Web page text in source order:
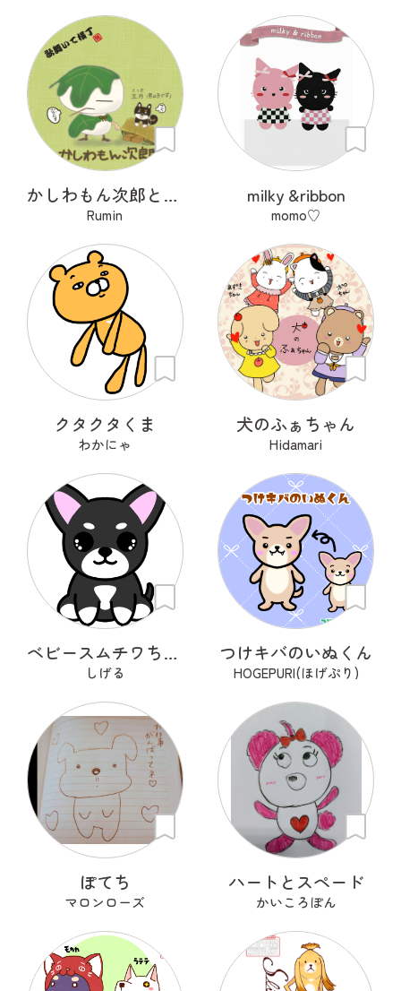
かしわもん次郎と五月
Rumin
milky &ribbon
momo♡
クタクタくま
わかにゃ
犬のふぁちゃん
Hidamari
ベビースムチワちゃん
しげる
つけキバのいぬくん
HOGEPURI(ほげぷり)
ぽてち
マロンローズ
ハートとスペード
かいころぽん